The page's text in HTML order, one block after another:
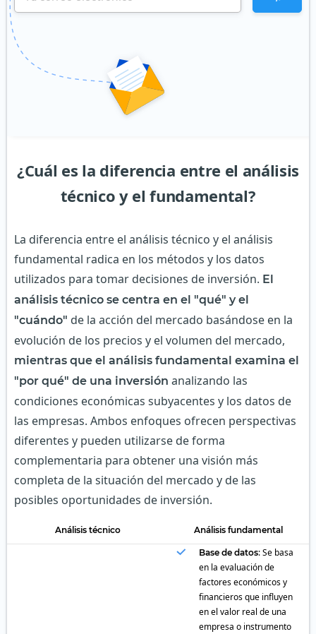
¿Cuál es la diferencia entre el análisis
técnico y el fundamental?
La diferencia entre el análisis técnico y el análisis
fundamental radica en los métodos y los datos
utilizados para tomar decisiones de inversión. El
análisis técnico se centra en el "qué" y el
"cuándo" de la acción del mercado basándose en la
evolución de los precios y el volumen del mercado,
mientras que el análisis fundamental examina el
"por qué" de una inversión analizando las
condiciones económicas subyacentes y los datos de
las empresas. Ambos enfoques ofrecen perspectivas
diferentes y pueden utilizarse de forma
complementaria para obtener una visión más
completa de la situación del mercado y de las
posibles oportunidades de inversión.
Análisis técnico Análisis fundamental
Base de datos: Se basa
en la evaluación de
factores económicos y
financieros que influyen
en el valor real de una
empresa o instrumento